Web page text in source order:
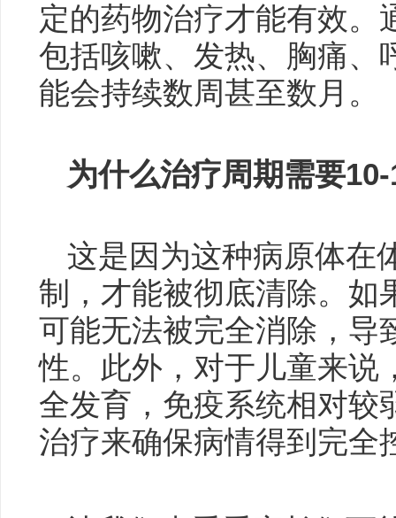
定的药物治疗才能有效。
包括咳嗽、发热、胸痛、
能会持续数周甚至数月。
为什么治疗周期需要
这是因为这种病原体在
制，才能被彻底清除。如
可能无法被完全消除，导
性。此外，对于儿童来说
全发育，免疫系统相对较
治疗来确保病情得到完全